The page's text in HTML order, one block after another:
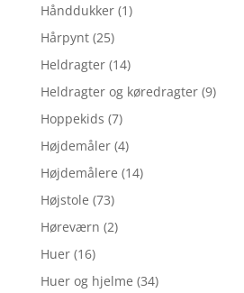
Hånddukker (1)
Hårpynt (25)
Heldragter (14)
Heldragter og køredragter (9)
Hoppekids (7)
Højdemåler (4)
Højdemålere (14)
Højstole (73)
Høreværn (2)
Huer (16)
Huer og hjelme (34)